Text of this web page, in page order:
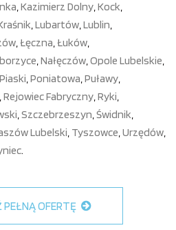
,Kazimierz Dolny,Kock,
,Lubartów,Lublin,
,Łęczna,Łuków,
,Nałęczów,Opole Lubelskie,
Piaski,Poniatowa,Puławy,
,Rejowiec Fabryczny,Ryki,
,Szczebrzeszyn,Świdnik,
Lubelski, Tyszowce,Urzędów,
.
PEŁNĄ OFERTĘ